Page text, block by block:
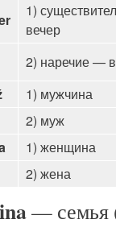
1)
вечер
2) наречие —
1) мужчина
2) муж
1) женщина
2) жена
— семья